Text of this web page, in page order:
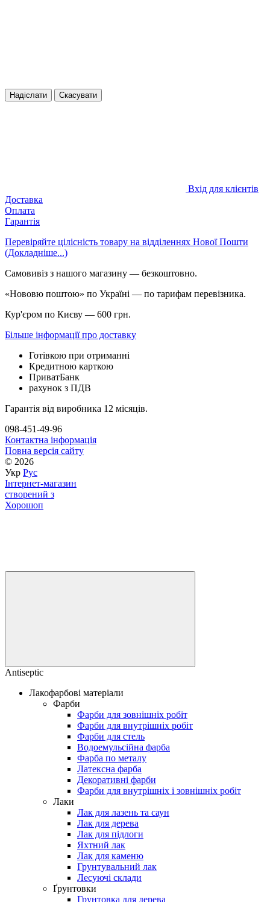
Надіслати Скасувати
Вхід для клієнтів
Доставка
Оплата
Гарантія
Перевіряйте цілісність товару на відділеннях Нової Пошти
(Докладніше...)
Самовивіз з нашого магазину — безкоштовно.
«Нововю поштою» по Україні — по тарифам перевізника.
Кур'єром по Києву — 600 грн.
Більше інформації про доставку
Готівкою при отриманні
Кредитною карткою
ПриватБанк
рахунок з ПДВ
Гарантія від виробника 12 місяців.
098-451-49-96
Контактна інформація
Повна версія сайту
© 2026
Укр Рус
Інтернет-магазин
створений з
Хорошоп
Antiseptic
Лакофарбові матеріали
Фарби
Фарби для зовнішніх робіт
Фарби для внутрішніх робіт
Фарби для стель
Водоемульсійна фарба
Фарба по металу
Латексна фарба
Декоративні фарби
Фарби для внутрішніх і зовнішніх робіт
Лаки
Лак для лазень та саун
Лак для дерева
Лак для підлоги
Яхтний лак
Лак для каменю
Грунтувальний лак
Лесуючі склади
Ґрунтовки
Грунтовка для дерева